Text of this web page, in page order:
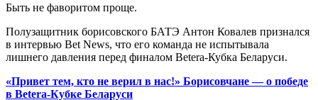
Быть не фаворитом проще.
Полузащитник борисовского БАТЭ Антон Ковалев признался
в интервью Bet News, что его команда не испытывала
лишнего давления перед финалом Betera-Кубка Беларуси.
«Привет тем, кто не верил в нас!» Борисовчане — о победе
в Betera-Кубке Беларуси